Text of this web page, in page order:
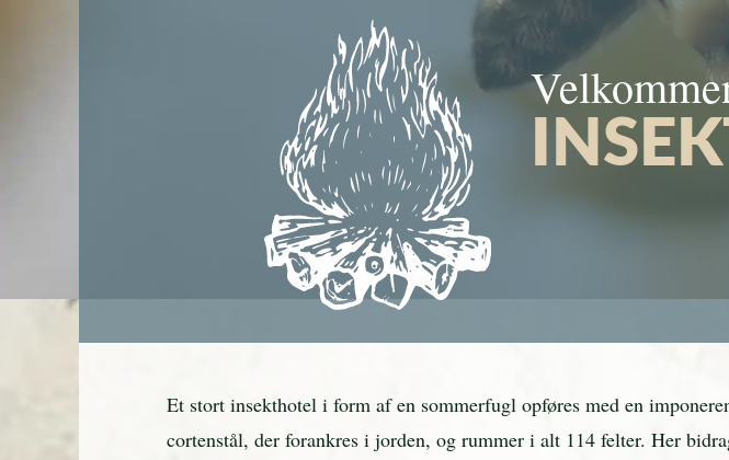
Et stort insekthotel i form af en sommerfugl opføres med en
cortenstål, der forankres i jorden, og rummer i alt 114 felter. Her